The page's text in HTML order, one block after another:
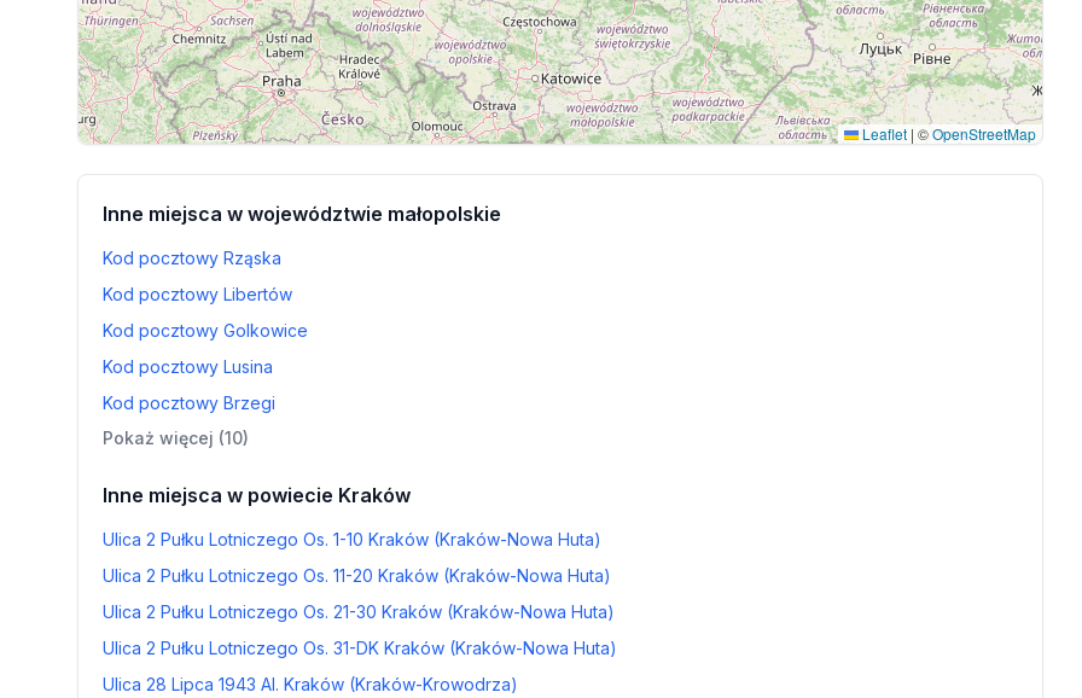
Leaflet | ©OpenStreetMap
Inne miejsca w województwie małopolskie
Kod pocztowy Rząska
Kod pocztowy Libertów
Kod pocztowy Golkowice
Kod pocztowy Lusina
Kod pocztowy Brzegi
Pokaż więcej (10)
Inne miejsca w powiecie Kraków
Ulica 2 Pułku Lotniczego Os. 1-10 Kraków (Kraków-Nowa Huta)
Ulica 2 Pułku Lotniczego Os. 11-20 Kraków (Kraków-Nowa Huta)
Ulica 2 Pułku Lotniczego Os. 21-30 Kraków (Kraków-Nowa Huta)
Ulica 2 Pułku Lotniczego Os. 31-DK Kraków (Kraków-Nowa Huta)
Ulica 28 Lipca 1943 Al. Kraków (Kraków-Krowodrza)